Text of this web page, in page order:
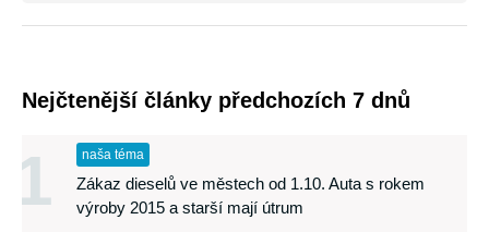
Nejčtenější články předchozích 7 dnů
1 naša téma
Zákaz dieselů ve městech od 1.10. Auta s rokem
výroby 2015 a starší mají útrum